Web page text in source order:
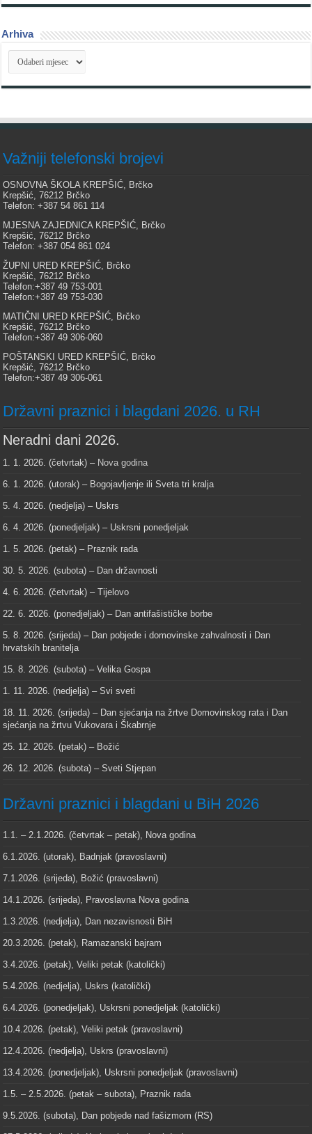
Arhiva
Arhiva
Važniji telefonski brojevi
OSNOVNA ŠKOLA KREPŠIĆ, Brčko
Krepšić, 76212 Brčko
Telefon: +387 54 861 114
MJESNA ZAJEDNICA KREPŠIĆ, Brčko
Krepšić, 76212 Brčko
Telefon: +387 054 861 024
ŽUPNI URED KREPŠIĆ, Brčko
Krepšić, 76212 Brčko
Telefon:+387 49 753-001
Telefon:+387 49 753-030
MATIČNI URED KREPŠIĆ, Brčko
Krepšić, 76212 Brčko
Telefon:+387 49 306-060
POŠTANSKI URED KREPŠIĆ, Brčko
Krepšić, 76212 Brčko
Telefon:+387 49 306-061
Državni praznici i blagdani 2026. u RH
Neradni dani 2026.
1. 1. 2026. (četvrtak) – Nova godina
6. 1. 2026. (utorak) – Bogojavljenje ili Sveta tri kralja
5. 4. 2026. (nedjelja) – Uskrs
6. 4. 2026. (ponedjeljak) – Uskrsni ponedjeljak
1. 5. 2026. (petak) – Praznik rada
30. 5. 2026. (subota) – Dan državnosti
4. 6. 2026. (četvrtak) – Tijelovo
22. 6. 2026. (ponedjeljak) – Dan antifašističke borbe
5. 8. 2026. (srijeda) – Dan pobjede i domovinske zahvalnosti i Dan
hrvatskih branitelja
15. 8. 2026. (subota) – Velika Gospa
1. 11. 2026. (nedjelja) – Svi sveti
18. 11. 2026. (srijeda) – Dan sjećanja na žrtve Domovinskog rata i Dan
sjećanja na žrtvu Vukovara i Škabrnje
25. 12. 2026. (petak) – Božić
26. 12. 2026. (subota) – Sveti Stjepan
Državni praznici i blagdani u BiH 2026
1.1. – 2.1.2026. (četvrtak – petak), Nova godina
6.1.2026. (utorak), Badnjak (pravoslavni)
7.1.2026. (srijeda), Božić (pravoslavni)
14.1.2026. (srijeda), Pravoslavna Nova godina
1.3.2026. (nedjelja), Dan nezavisnosti BiH
20.3.2026. (petak), Ramazanski bajram
3.4.2026. (petak), Veliki petak (katolički)
5.4.2026. (nedjelja), Uskrs (katolički)
6.4.2026. (ponedjeljak), Uskrsni ponedjeljak (katolički)
10.4.2026. (petak), Veliki petak (pravoslavni)
12.4.2026. (nedjelja), Uskrs (pravoslavni)
13.4.2026. (ponedjeljak), Uskrsni ponedjeljak (pravoslavni)
1.5. – 2.5.2026. (petak – subota), Praznik rada
9.5.2026. (subota), Dan pobjede nad fašizmom (RS)